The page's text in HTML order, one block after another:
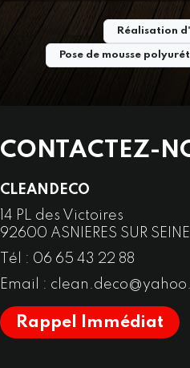
Réalisation
Pose de mousse
CONTACTEZ-
CLEANDECO
14 PL des Victoires
92600 ASNIERES SUR SEINE
Tél : 06 65 43 22 88
Email :
Rappel Immédiat